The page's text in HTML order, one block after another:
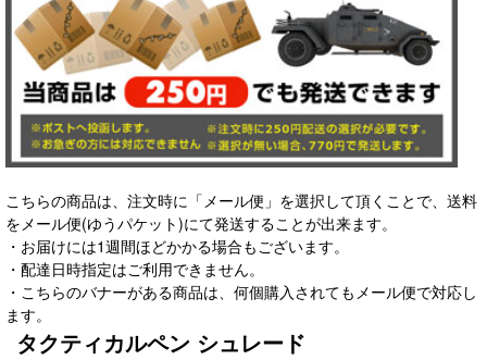
こちらの商品は、注文時に「メール便」を選択して頂くことで、送料
をメール便(ゆうパケット)にて発送することが出来ます。
・お届けには1週間ほどかかる場合もございます。
・配達日時指定はご利用できません。
・こちらのバナーがある商品は、何個購入されてもメール便で対応し
ます。
タクティカルペン シュレード